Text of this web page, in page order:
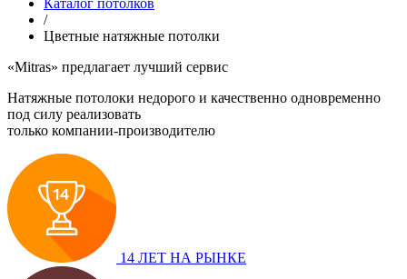
/
Цветные натяжные потолки
«Mitras» предлагает лучший сервис
Натяжные потолоки недорого и качественно одновременно
под силу реализовать
только компании-производителю
14 ЛЕТ НА РЫНКЕ